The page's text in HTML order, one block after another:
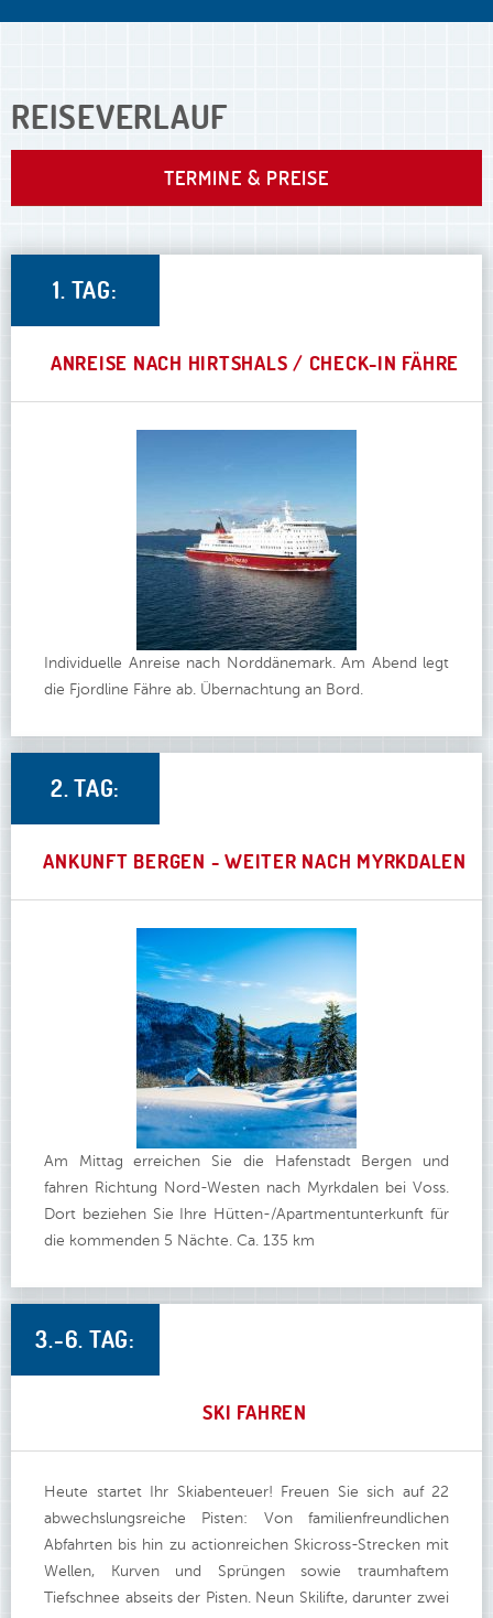
REISEVERLAUF
TERMINE & PREISE
1. TAG:
ANREISE NACH HIRTSHALS / CHECK-IN FÄHRE
Individuelle Anreise nach Norddänemark. Am Abend legt
die Fjordline Fähre ab. Übernachtung an Bord.
2. TAG:
ANKUNFT BERGEN - WEITER NACH MYRKDALEN
Am Mittag erreichen Sie die Hafenstadt Bergen und
fahren Richtung Nord-Westen nach Myrkdalen bei Voss.
Dort beziehen Sie Ihre Hütten-/Apartmentunterkunft für
die kommenden 5 Nächte. Ca. 135 km
3.-6. TAG:
SKI FAHREN
Heute startet Ihr Skiabenteuer! Freuen Sie sich auf 22
abwechslungsreiche Pisten: Von familienfreundlichen
Abfahrten bis hin zu actionreichen Skicross-Strecken mit
Wellen, Kurven und Sprüngen sowie traumhaftem
Tiefschnee abseits der Pisten. Neun Skilifte, darunter zwei